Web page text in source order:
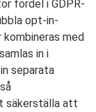
fördel i GDPR-
opt-in-
med
in i
separata
säkerställa att